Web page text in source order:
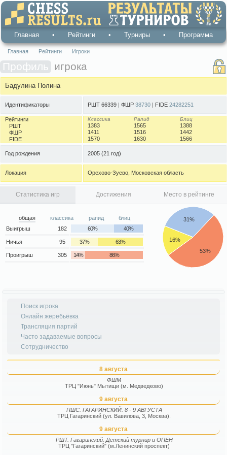
Главная • Рейтинги • Турниры • Программа
Главная Рейтинги Игроки
Профиль игрока
Бадулина Полина
Идентификаторы РШТ 66339 ФШР 38730 FIDE 24282251
Рейтинги
РШТ
ФШР
FIDE
Классика Рапид Блиц
1383 1565
1388
1411
1516
1442
1570
1630 1566
Год рождения 2005 (21 год)
Локация Орехово-Зуево, Московская область
Статистика игр Достижения Место в рейтинге
общая классика рапид
блиц
Выигрыш
182 60% 40%
Ничья 95 37% 63%
Проигрыш 305 14% 86%
16%
31%
53%
Поиск игрока
Онлайн жеребьёвка
Трансляция партий
Часто задаваемые вопросы
Сотрудничество
8 августа
ФШМ
ТРЦ "Июнь" Мытищи (м. Медведково)
9 августа
ПШС. ГАГАРИНСКИЙ. 8 - 9 АВГУСТА
ТРЦ Гагаринский (ул. Вавилова, 3, Москва).
9 августа
РШТ. Гагаринский. Детский турнир и ОПЕН
ТРЦ "Гагаринский" (м.Ленинский проспект)